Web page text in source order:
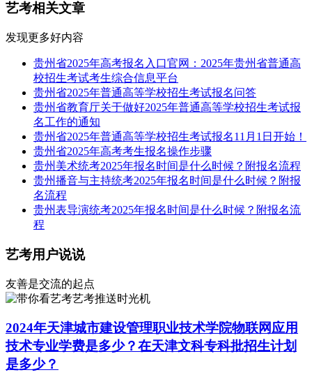
艺考相关文章
发现更多好内容
贵州省2025年高考报名入口官网：2025年贵州省普通高
校招生考试考生综合信息平台
贵州省2025年普通高等学校招生考试报名问答
贵州省教育厅关于做好2025年普通高等学校招生考试报
名工作的通知
贵州省2025年普通高等学校招生考试报名11月1日开始！
贵州省2025年高考考生报名操作步骤
贵州美术统考2025年报名时间是什么时候？附报名流程
贵州播音与主持统考2025年报名时间是什么时候？附报
名流程
贵州表导演统考2025年报名时间是什么时候？附报名流
程
艺考用户说说
友善是交流的起点
艺考推送时光机
2024年天津城市建设管理职业技术学院物联网应用
技术专业学费是多少？在天津文科专科批招生计划
是多少？